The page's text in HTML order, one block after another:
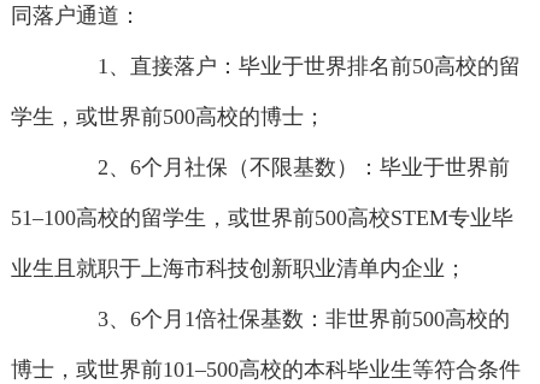
同落户通道：
1、直接落户：毕业于世界排名前50高校的留
学生，或世界前500高校的博士；
2、6个月社保（不限基数）：毕业于世界前
51–100高校的留学生，或世界前500高校STEM专业毕
业生且就职于上海市科技创新职业清单内企业；
3、6个月1倍社保基数：非世界前500高校的
博士，或世界前101–500高校的本科毕业生等符合条件